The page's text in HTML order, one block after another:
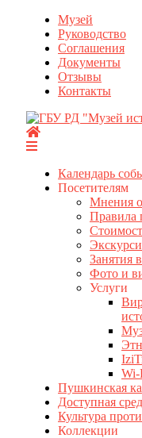
Перейти
содержимому
Музей
Руководство
Соглашения
Документы
Отзывы
Контакты
Календарь
Посетителям
Мнения о
Правила
Занятия
Фото и
Услуги
Wi-
Пушкинская
Доступная
Культура
Коллекции